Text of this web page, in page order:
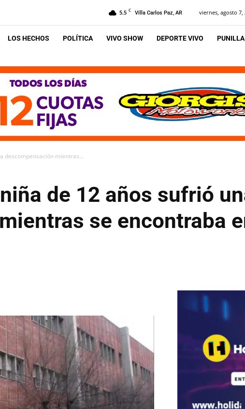
5.5 C Villa Carlos Paz, AR viernes, agosto 7,
LOS HECHOS POLÍTICA VIVO SHOW DEPORTE VIVO
descompensación mientras...
de 12 años sufrió
se encontraba